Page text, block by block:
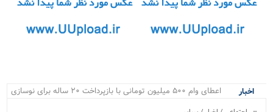
اخبار
اعطای وام ۵۰۰ میلیون تومانی با بازپرداخت ۲۰ ساله برای نوسازی